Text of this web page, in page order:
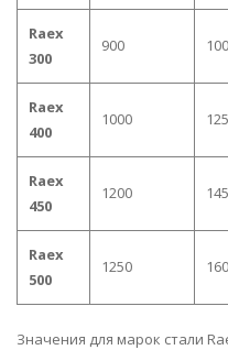
Raex
300
900
Raex
400
1000
Raex
450
1200
Raex
500
1250
Значения для марок стали